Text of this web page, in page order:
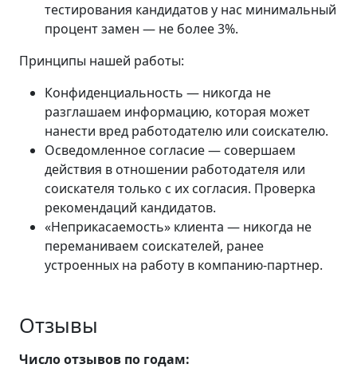
тестирования кандидатов у нас минимальный
процент замен — не более 3%.
Принципы нашей работы:
Конфиденциальность — никогда не
разглашаем информацию, которая может
нанести вред работодателю или соискателю.
Осведомленное согласие — совершаем
действия в отношении работодателя или
соискателя только с их согласия. Проверка
рекомендаций кандидатов.
«Неприкасаемость» клиента — никогда не
переманиваем соискателей, ранее
устроенных на работу в компанию-партнер.
Отзывы
Число отзывов по годам: